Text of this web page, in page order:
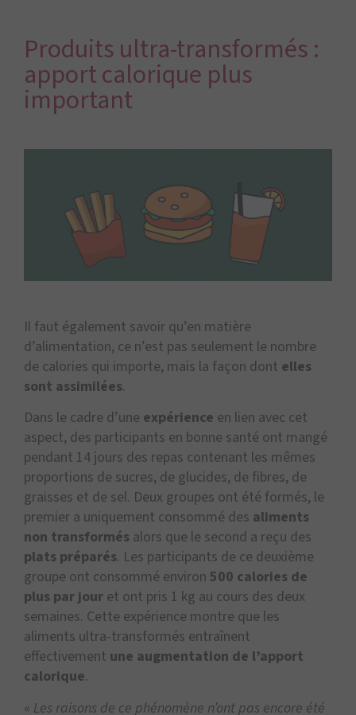
Produits ultra-transformés :
apport calorique plus
important
Il faut également savoir qu’en matière
d’alimentation, ce n’est pas seulement le nombre
de calories qui importe, mais la façon dont elles
sont assimilées.
Dans le cadre d’une expérience en lien avec cet
aspect, des participants en bonne santé ont mangé
pendant 14 jours des repas contenant les mêmes
proportions de sucres, de glucides, de fibres, de
graisses et de sel. Deux groupes ont été formés, le
premier a uniquement consommé des aliments
non transformés alors que le second a reçu des
plats préparés. Les participants de ce deuxième
groupe ont consommé environ 500 calories de
plus par jour et ont pris 1 kg au cours des deux
semaines. Cette expérience montre que les
aliments ultra-transformés entraînent
effectivement une augmentation de l’apport
calorique.
« Les raisons de ce phénomène n’ont pas encore été